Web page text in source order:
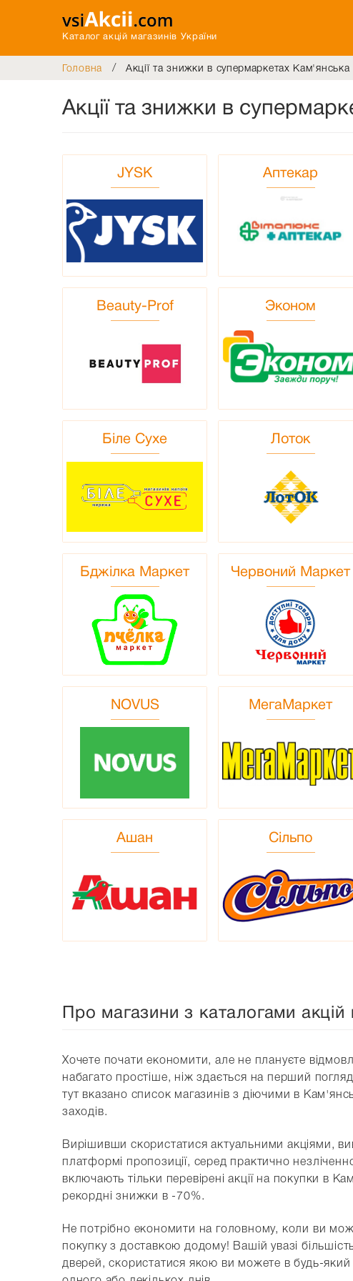
Каталог акцій магазинів України
Головна / Акції та знижки в супермаркетах Кам'янська
Акції та знижки в
JYSK Аптекар
Beauty-Prof Эконом
Біле Сухе Лоток
Бджілка Mаркет Червоний Маркет
NOVUS МегаМаркет
Ашан Сiльпо
Про магазини з каталогами
Хочете почати економити, але не плануєте
набагато простіше, ніж здається на перший
тут вказано список магазинів з діючими в
заходів.
Вирішивши скористатися актуальними акціями,
платформі пропозиції, серед практично
включають тільки перевірені акції на покупки в
рекордні знижки в -70%.
Не потрібно економити на головному, коли ви
покупку з доставкою додому! Вашій увазі
дверей, скористатися якою ви можете в будь-